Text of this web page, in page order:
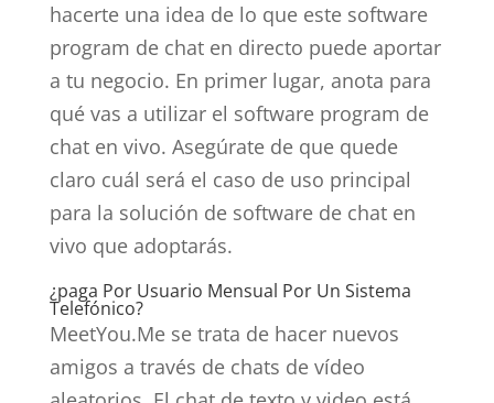
hacerte una idea de lo que este software
program de chat en directo puede aportar
a tu negocio. En primer lugar, anota para
qué vas a utilizar el software program de
chat en vivo. Asegúrate de que quede
claro cuál será el caso de uso principal
para la solución de software de chat en
vivo que adoptarás.
¿paga Por Usuario Mensual Por Un Sistema
Telefónico?
MeetYou.Me se trata de hacer nuevos
amigos a través de chats de vídeo